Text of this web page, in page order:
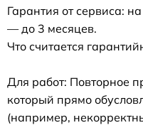
Гарантия от сервиса:
— до 3 месяцев.
Что считается
Для работ: Повторное
который прямо
(например,